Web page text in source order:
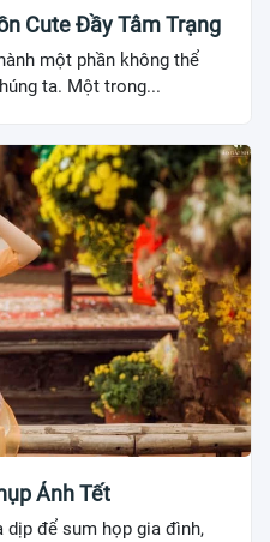
Cute Đầy Tâm Trạng
một phần không thể
ta. Một trong...
Ảnh Tết
dịp để sum họp gia đình,